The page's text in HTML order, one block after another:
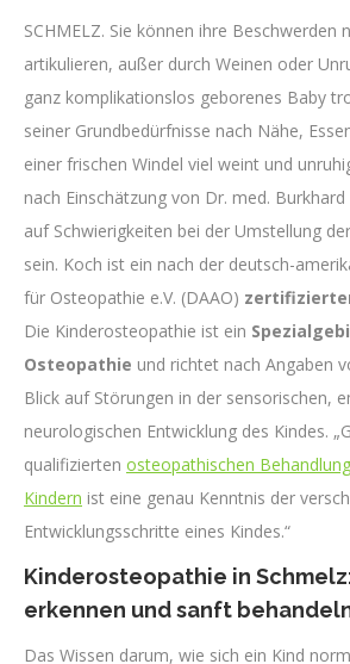
SCHMELZ. Sie können ihre Beschwerden
artikulieren, außer durch Weinen oder
ganz komplikationslos geborenes Baby
seiner Grundbedürfnisse nach Nähe,
einer frischen Windel viel weint und
nach Einschätzung von Dr. med.
auf Schwierigkeiten bei der Umstellung
sein. Koch ist ein nach der deutsch-
für Osteopathie e.V. (DAAO)
Die Kinderosteopathie ist ein
Osteopathie und richtet nach Angaben
Blick auf Störungen in der sensorischen,
neurologischen Entwicklung des Kindes.
qualifizierten osteopathischen
Kindern ist eine genau Kenntnis der
Entwicklungsschritte eines Kindes.“
Kinderosteopathie in
erkennen und sanft
Das Wissen darum, wie sich ein Kind